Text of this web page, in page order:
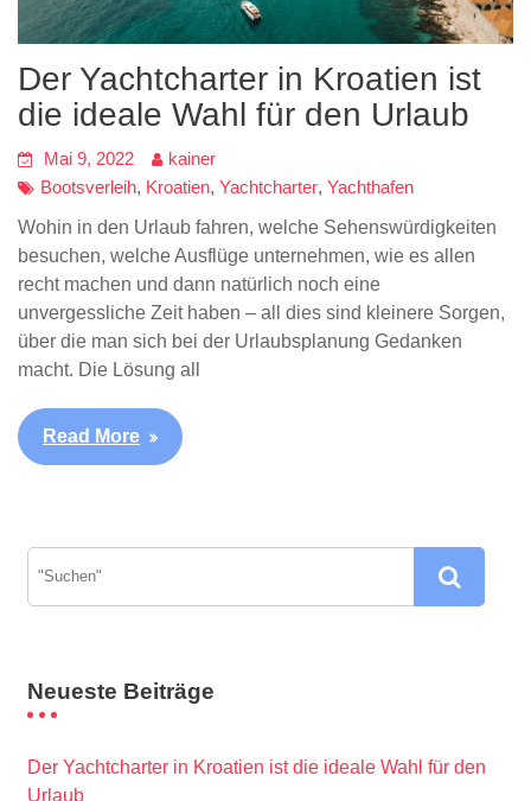
Der Yachtcharter in Kroatien ist
die ideale Wahl für den Urlaub
Mai 9, 2022
kainer
Bootsverleih, Kroatien,Yachtcharter,Yachthafen
Wohin in den Urlaub fahren, welche Sehenswürdigkeiten
besuchen, welche Ausflüge unternehmen, wie es allen
recht machen und dann natürlich noch eine
unvergessliche Zeit haben – all dies sind kleinere Sorgen,
über die man sich bei der Urlaubsplanung Gedanken
macht. Die Lösung all
Read More
Neueste Beiträge
Der Yachtcharter in Kroatien ist die ideale Wahl für den
Urlaub